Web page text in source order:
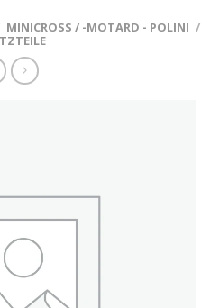
MINICROSS / -MOTARD - POLINI /